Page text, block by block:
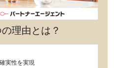
理由とは？
実性を実現